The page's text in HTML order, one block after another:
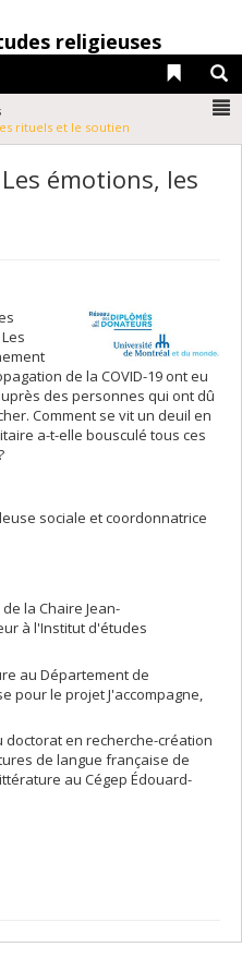
religieuses
Liens
rituels et le soutien
émotions, les
de la COVID-19 ont eu
des personnes qui ont dû
Comment se vit un deuil en
a-t-elle bousculé tous ces
sociale et coordonnatrice
la Chaire Jean-
à l'Institut d'études
au Département de
pour le projet J'accompagne,
doctorat en recherche-création
de langue française de
au Cégep Édouard-